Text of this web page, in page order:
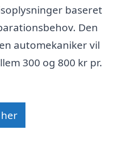
baseret
Den
automekaniker vil
300 og 800 kr pr.